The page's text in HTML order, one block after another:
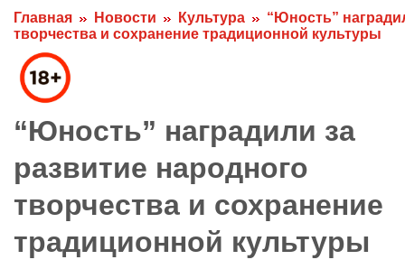
Главная Новости Культура
“Юность”
творчества и сохранение традиционной культуры
“Юность” наградили за
развитие народного
творчества и сохранение
традиционной культуры